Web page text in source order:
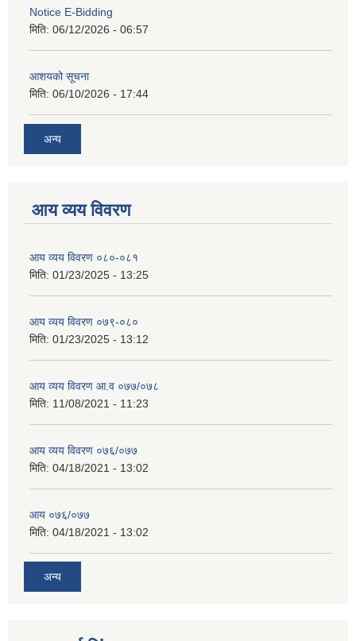
Notice E-Bidding
मिति: 06/12/2026 - 06:57
आशयको सूचना
मिति: 06/10/2026 - 17:44
अन्य
आय व्यय विवरण
आय व्यय विवरण ०८०-०८१
मिति: 01/23/2025 - 13:25
आय व्यय विवरण ०७९-०८०
मिति: 01/23/2025 - 13:12
आय व्यय विवरण आ.व ०७७/०७८
मिति: 11/08/2021 - 11:23
आय व्यय विवरण ०७६/०७७
मिति: 04/18/2021 - 13:02
आय ०७६/०७७
मिति: 04/18/2021 - 13:02
अन्य